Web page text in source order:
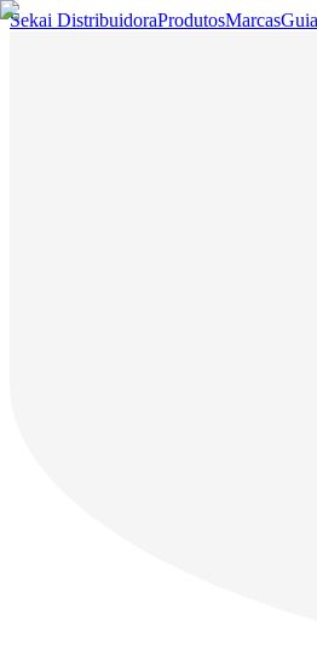
Sekai DistribuidoraProdutosMarcas